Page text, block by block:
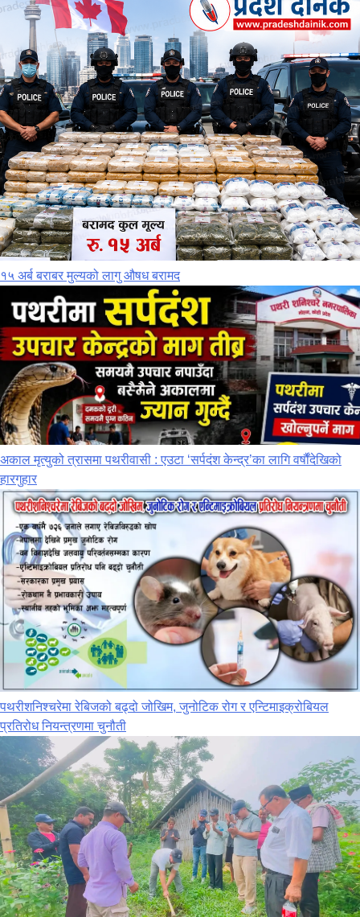
१५ अर्ब बराबर मुल्यको लागु औषध बरामद
अकाल मृत्युको त्रासमा पथरीवासी : एउटा ‘सर्पदंश केन्द्र’का लागि वर्षौंदेखिको
हारगुहार
पथरीशनिश्‍चरेमा रेबिजको बढ्दो जोखिम, जुनोटिक रोग र एन्टिमाइक्रोबियल
प्रतिरोध नियन्त्रणमा चुनौती